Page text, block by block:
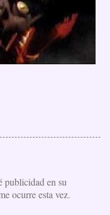
publicidad en su
ocurre esta vez.